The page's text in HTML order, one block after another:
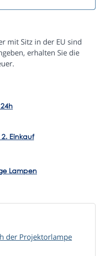
mit Sitz in der EU sind
erhalten Sie die
Einkauf
Lampen
der Projektorlampe